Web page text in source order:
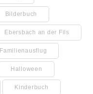
Bilderbuch
Ebersbach an der Fils
Familienausflug
Halloween
Kinderbuch